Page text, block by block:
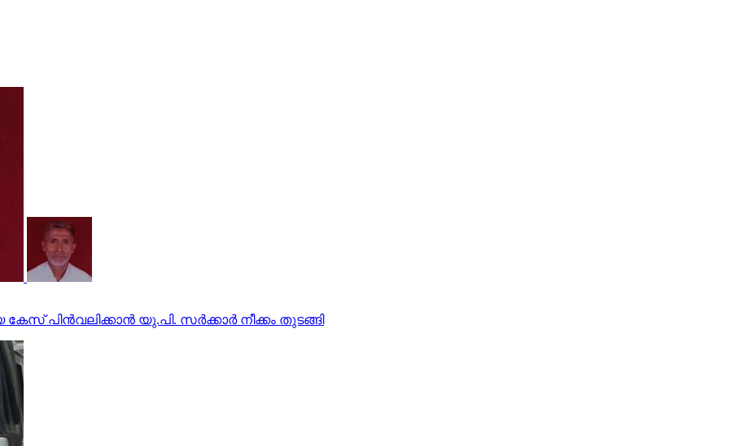
പിന്‍വലിക്കാന്‍ യു.പി. സര്‍ക്കാര്‍ നീക്കം തുടങ്ങി